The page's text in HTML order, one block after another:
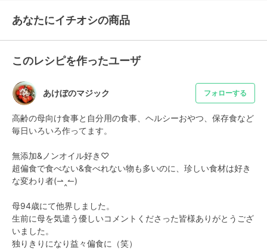
あなたにイチオシの商品
このレシピを作ったユーザ
あけぼのマジック フォローする
高齢の母向け食事と自分用の食事、ヘルシーおやつ、保存食など
毎日いろいろ作ってます。
無添加&ノンオイル好き♡
超偏食で食べない&食べれない物も多いのに、珍しい食材は好き
な変わり者(⁠⇀⁠‸⁠↼⁠)⁠
母94歳にて他界しました。
生前に母を気遣う優しいコメントくださった皆様ありがとうござ
いました。
独りきりになり益々偏食に（笑）